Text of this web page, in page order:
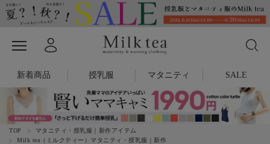
新着商品 授乳服 マタニティ SALE
TOP
マタニティ・授乳服｜新作アイテム
Milk tea（ミルクティー）マタニティ・授乳服｜新作